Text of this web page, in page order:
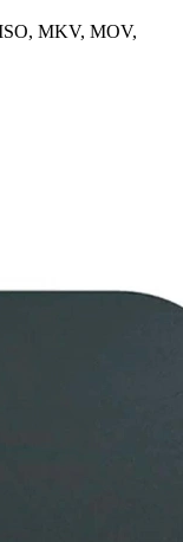
MKV, MOV,